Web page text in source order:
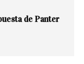
de Panter